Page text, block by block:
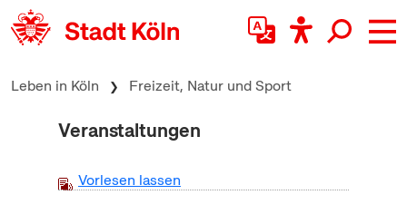
zum Inhalt springen
Leben in Köln Freizeit, Natur und Sport
Veranstaltungen
Vorlesen lassen